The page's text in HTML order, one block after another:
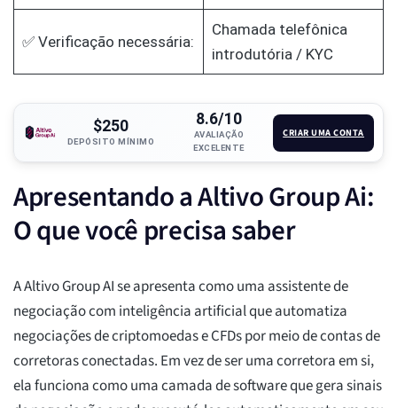
✅ Verificação necessária:
Chamada telefônica
introdutória / KYC
$250
DEPÓSITO MÍNIMO
8.6/10
AVALIAÇÃO
EXCELENTE
CRIAR UMA CONTA
Apresentando a Altivo Group Ai:
O que você precisa saber
A Altivo Group AI se apresenta como uma assistente de
negociação com inteligência artificial que automatiza
negociações de criptomoedas e CFDs por meio de contas de
corretoras conectadas. Em vez de ser uma corretora em si,
ela funciona como uma camada de software que gera sinais